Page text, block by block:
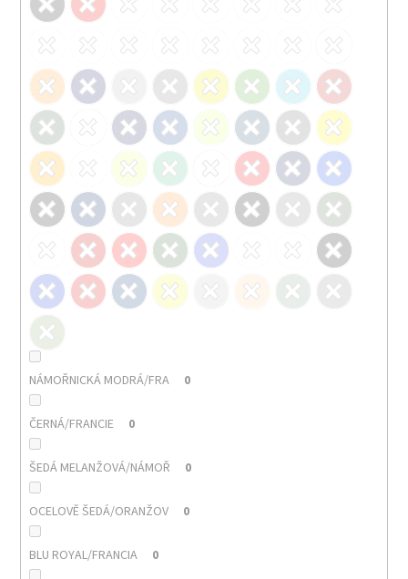
NÁMOŘNICKÁ MODRÁ/FRA 0
ČERNÁ/FRANCIE 0
ŠEDÁ MELANŽOVÁ/NÁMOŘ 0
OCELOVĚ ŠEDÁ/ORANŽOV 0
BLU ROYAL/FRANCIA 0